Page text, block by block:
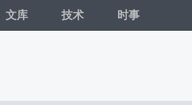
文库 技术 时事